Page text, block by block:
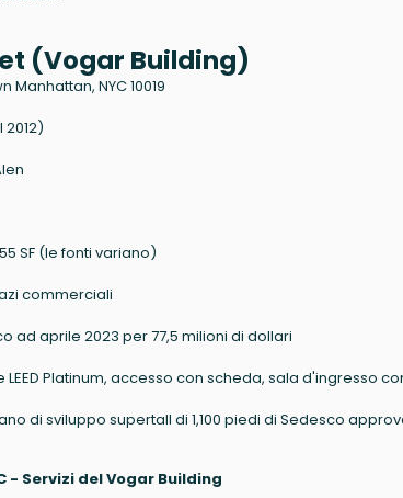
(Vogar Building)
Manhattan, NYC 10019
SF (le fonti variano)
commerciali
ad aprile 2023 per 77,5 milioni di dollari
LEED Platinum, accesso con scheda, sala d'ingresso
di sviluppo supertall di 1,100 piedi di Sedesco
- Servizi del Vogar Building